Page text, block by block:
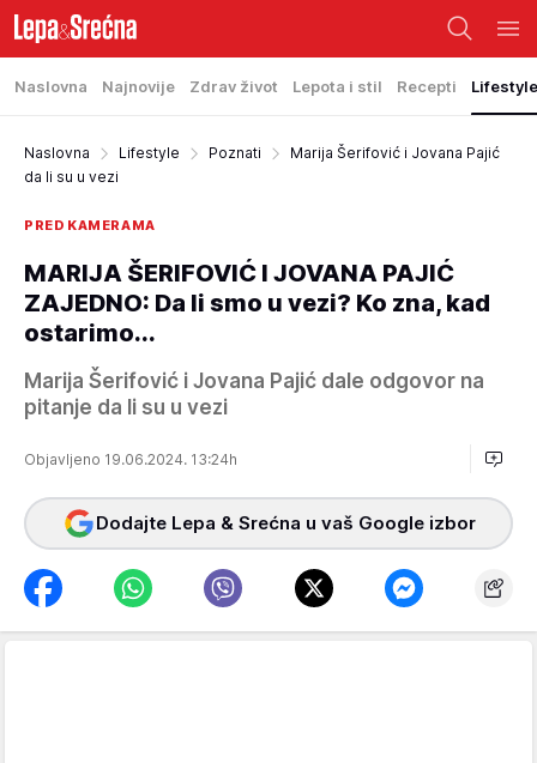
Naslovna Najnovije Zdrav život Lepota i stil Recepti Lifestyle
Naslovna Lifestyle Poznati
Marija Šerifović i Jovana Pajić
da li su u vezi
PRED KAMERAMA
MARIJA ŠERIFOVIĆ I JOVANA PAJIĆ
ZAJEDNO: Da li smo u vezi? Ko zna, kad
ostarimo...
Marija Šerifović i Jovana Pajić dale odgovor na
pitanje da li su u vezi
Objavljeno 19.06.2024. 13:24h
Dodajte Lepa & Srećna u vaš Google izbor